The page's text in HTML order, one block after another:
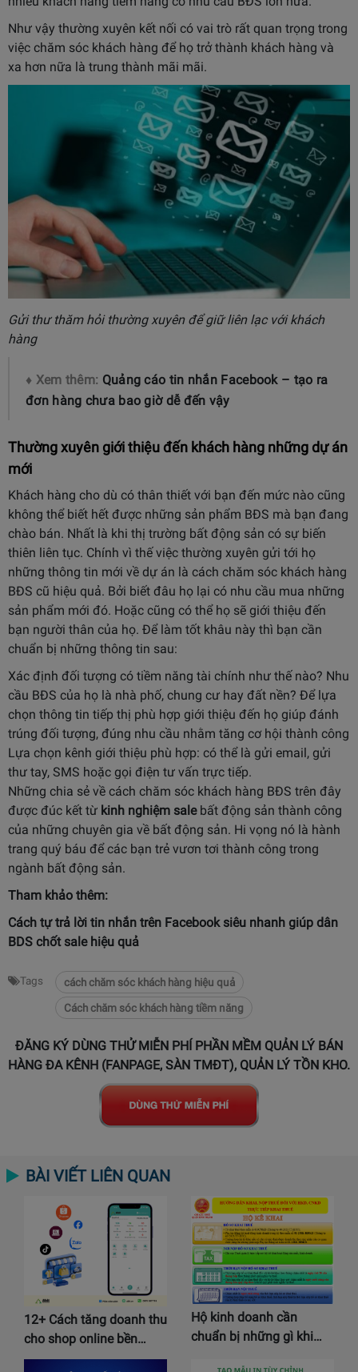
Như vậy thường xuyên kết nối có vai trò rất quan trọng trong
việc chăm sóc khách hàng để họ trở thành khách hàng và
xa hơn nữa là trung thành mãi mãi.
Gửi thư thăm hỏi thường xuyên để giữ liên lạc với khách
hàng
♦ Xem thêm: Quảng cáo tin nhắn Facebook – tạo ra
đơn hàng chưa bao giờ dễ đến vậy
Thường xuyên giới thiệu đến khách hàng những dự án
mới
Khách hàng cho dù có thân thiết với bạn đến mức nào cũng
không thể biết hết được những sản phẩm BĐS mà bạn đang
chào bán. Nhất là khi thị trường bất động sản có sự biến
thiên liên tục. Chính vì thế việc thường xuyên gửi tới họ
những thông tin mới về dự án là cách chăm sóc khách hàng
BĐS cũ hiệu quả. Bởi biết đâu họ lại có nhu cầu mua những
sản phẩm mới đó. Hoặc cũng có thể họ sẽ giới thiệu đến
bạn người thân của họ. Để làm tốt khâu này thì bạn cần
chuẩn bị những thông tin sau:
Xác định đối tượng có tiềm năng tài chính như thế nào? Nhu
cầu BĐS của họ là nhà phố, chung cư hay đất nền? Để lựa
chọn thông tin tiếp thị phù hợp giới thiệu đến họ giúp đánh
trúng đối tượng, đúng nhu cầu nhằm tăng cơ hội thành công
Lựa chọn kênh giới thiệu phù hợp: có thể là gửi email, gửi
thư tay, SMS hoặc gọi điện tư vấn trực tiếp.
Những chia sẻ về cách chăm sóc khách hàng BĐS trên đây
được đúc kết từ kinh nghiệm salebất động sản thành công
của những chuyên gia về bất động sản. Hi vọng nó là hành
trang quý báu để các bạn trẻ vươn tơi thành công trong
ngành bất động sản.
Tham khảo thêm:
Cách tự trả lời tin nhắn trên Facebooksiêu nhanh giúp dân
BDS chốt sale hiệu quả
Tags
cách chăm sóc khách hàng hiệu quả
Cách chăm sóc khách hàng tiềm năng
ĐĂNG KÝ DÙNG THỬ MIỄN PHÍ PHẦN MỀM QUẢN LÝ BÁN
HÀNG ĐA KÊNH (FANPAGE, SÀN TMĐT), QUẢN LÝ TỒN KHO.
BÀI VIẾT LIÊN QUAN
12+ Cách tăng doanh thu
cho shop online bền…
Hộ kinh doanh cần
chuẩn bị những gì khi…